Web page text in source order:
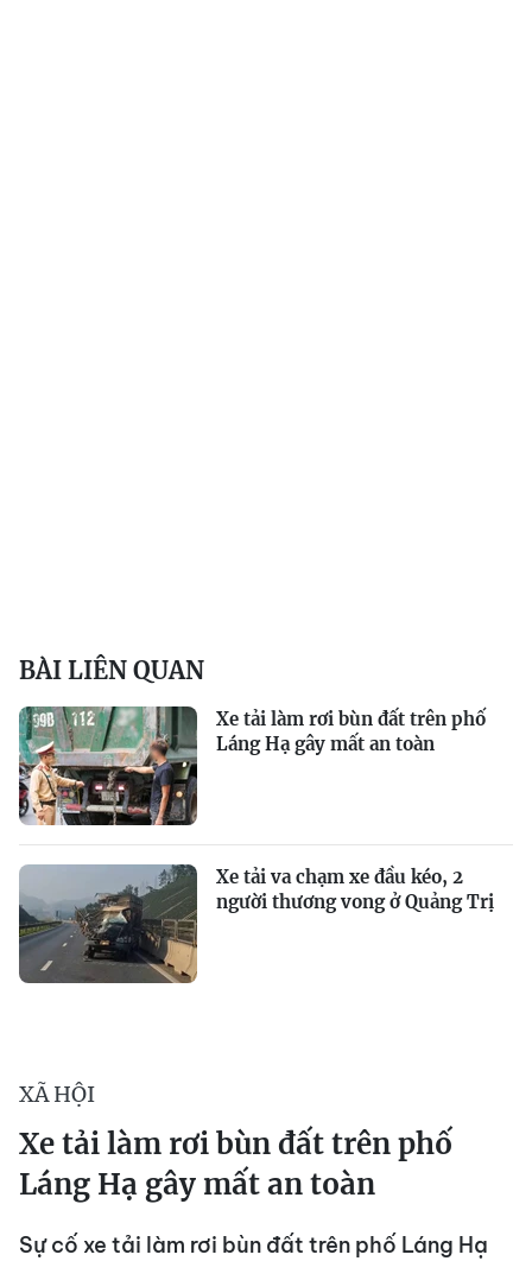
BÀI LIÊN QUAN
Xe tải làm rơi bùn đất trên phố
Láng Hạ gây mất an toàn
Xe tải va chạm xe đầu kéo, 2
người thương vong ở Quảng Trị
XÃ HỘI
Xe tải làm rơi bùn đất trên phố
Láng Hạ gây mất an toàn
Sự cố xe tải làm rơi bùn đất trên phố Láng Hạ